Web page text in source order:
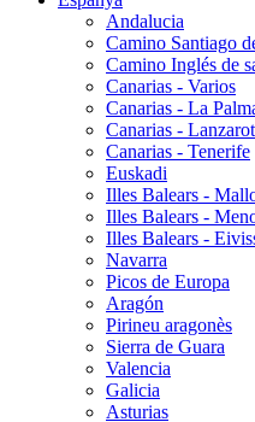
Andalucia
Camino Santiago
Camino Inglés de
Canarias - Varios
Canarias - La
Canarias -
Canarias - Tenerife
Euskadi
Illes Balears -
Illes Balears -
Illes Balears -
Navarra
Picos de Europa
Aragón
Pirineu aragonès
Sierra de Guara
Valencia
Galicia
Asturias